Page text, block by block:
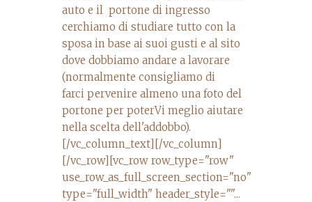
auto e il portone di ingresso
cerchiamo di studiare tutto con la
sposa in base ai suoi gusti e al sito
dove dobbiamo andare a lavorare
(normalmente consigliamo di
farci pervenire almeno una foto del
portone per poterVi meglio aiutare
nella scelta dell'addobbo).
[/vc_column_text][/vc_column]
[/vc_row][vc_row row_type="row"
use_row_as_full_screen_section="no"
type="full_width" header_style=""...